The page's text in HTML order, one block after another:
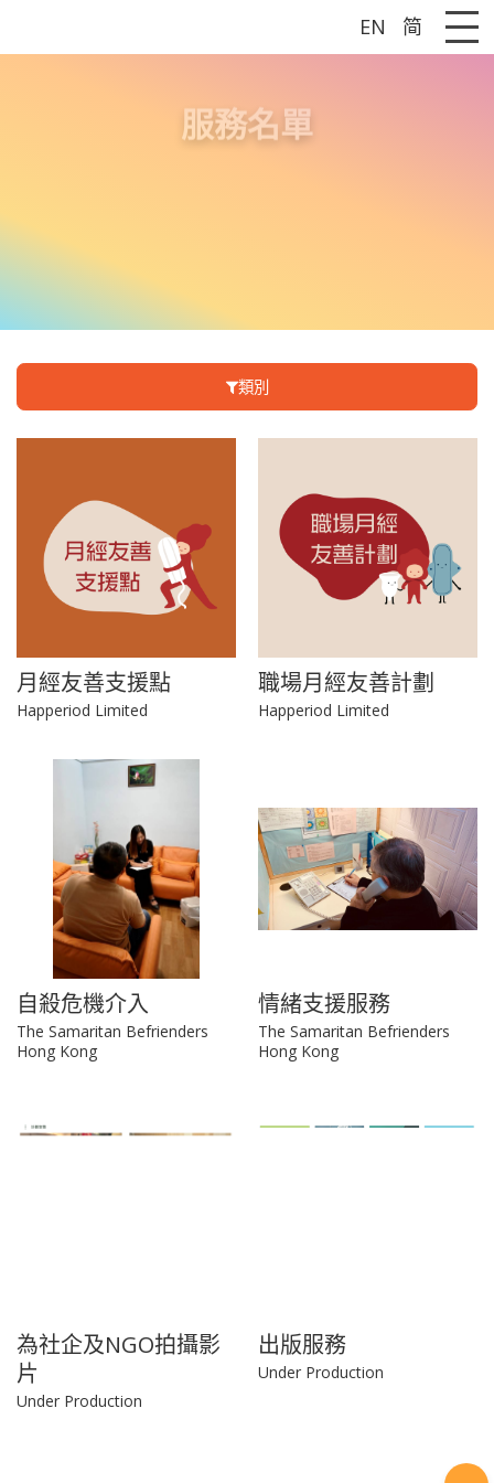
EN 简
服務名單
類別
月經友善支援點 職場月經友善計劃
自殺危機介入
The Samaritan Befrienders
情緒支援服務
The Samaritan Befrienders
為社企及NGO拍攝影
片
出版服務